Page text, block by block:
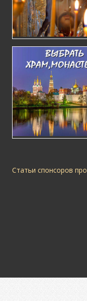
Статьи спонсоров